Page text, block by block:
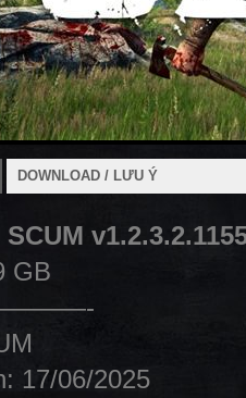
DOWNLOAD / LƯU Ý
SCUM
GB
17/06/2025